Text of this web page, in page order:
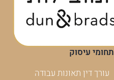
תחומי עיסוק
עורך דין תאונות עבודה